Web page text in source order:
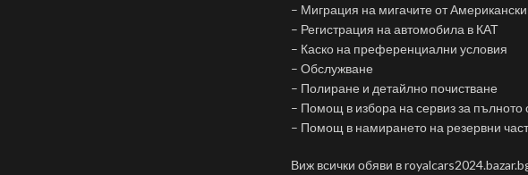
– Миграция на мигачите от
– Регистрация на автомобила в КАТ
– Каско на преференциални условия
– Обслужване
– Полиране и детайлно почистване
– Помощ в избора на сервиз за
– Помощ в намирането на резервни
Виж всички обяви в